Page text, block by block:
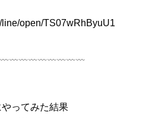
line/open/TS07wRhByuU1
ってみた結果